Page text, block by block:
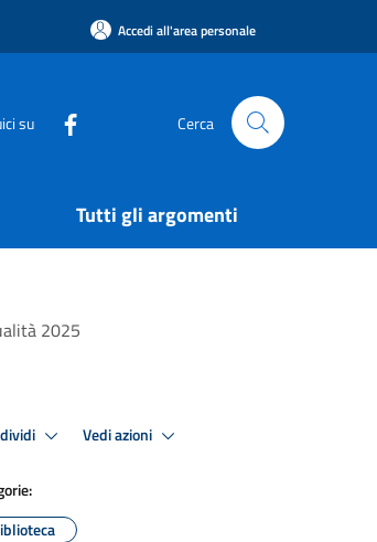
Accedi all'area personale
su Cerca
Tutti gli argomenti
2025
Vedi azioni